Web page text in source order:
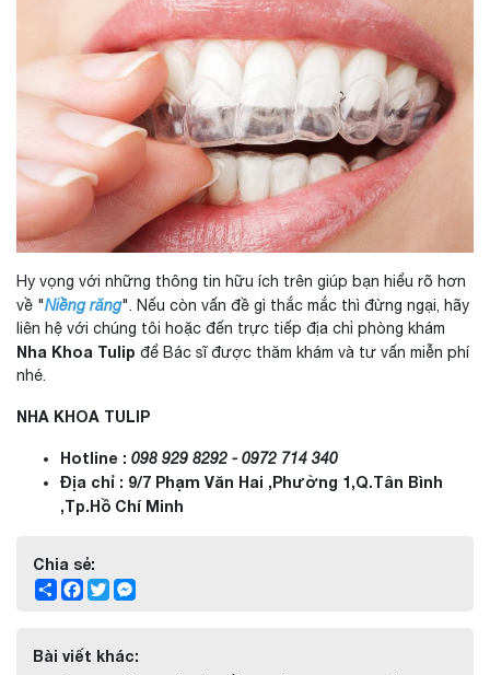
Hy vọng với những thông tin hữu ích trên giúp bạn hiểu rõ hơn
về "Niềng răng". Nếu còn vấn đề gì thắc mắc thì đừng ngại, hãy
liên hệ với chúng tôi hoặc đến trực tiếp địa chỉ phòng khám
Nha Khoa Tulip để Bác sĩ được thăm khám và tư vấn miễn phí
nhé.
NHA KHOA TULIP
Hotline : 098 929 8292 - 0972 714 340
Địa chỉ : 9/7 Phạm Văn Hai ,Phường 1,Q.Tân Bình
,Tp.Hồ Chí Minh
Chia sẻ:
ShareFacebook
Twitter
Bài viết khác: